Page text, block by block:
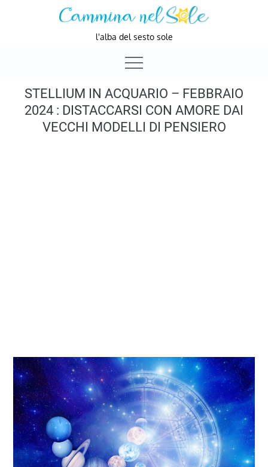
l'alba del sesto sole
STELLIUM IN ACQUARIO – FEBBRAIO
2024 : DISTACCARSI CON AMORE DAI
VECCHI MODELLI DI PENSIERO